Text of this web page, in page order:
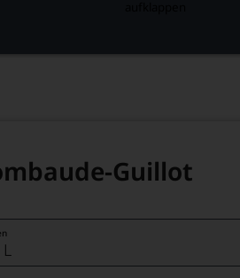
Guillot